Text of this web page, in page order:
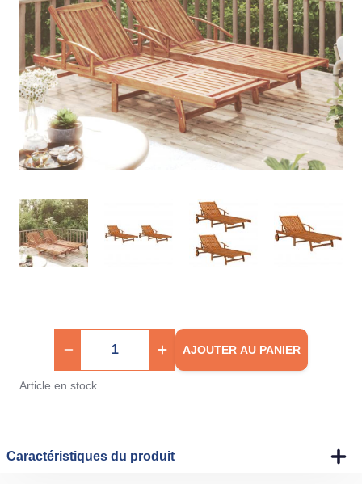
AJOUTER AU PANIER
Article en stock
Caractéristiques du produit